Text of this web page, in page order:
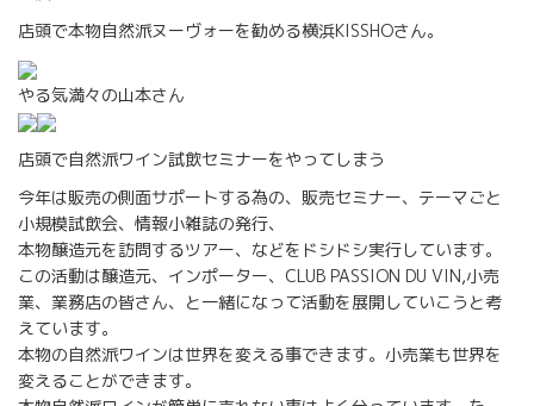
店頭で本物自然派ヌーヴォーを勧める横浜KISSHOさん。
やる気満々の山本さん
店頭で自然派ワイン試飲セミナーをやってしまう
今年は販売の側面サポートする為の、販売セミナー、テーマごと
小規模試飲会、情報小雑誌の発行、
本物醸造元を訪問するツアー、などをドシドシ実行しています。
この活動は醸造元、インポーター、CLUB PASSION DU VIN,小売
業、業務店の皆さん、と一緒になって活動を展開していこうと考
えています。
本物の自然派ワインは世界を変える事できます。小売業も世界を
変えることができます。